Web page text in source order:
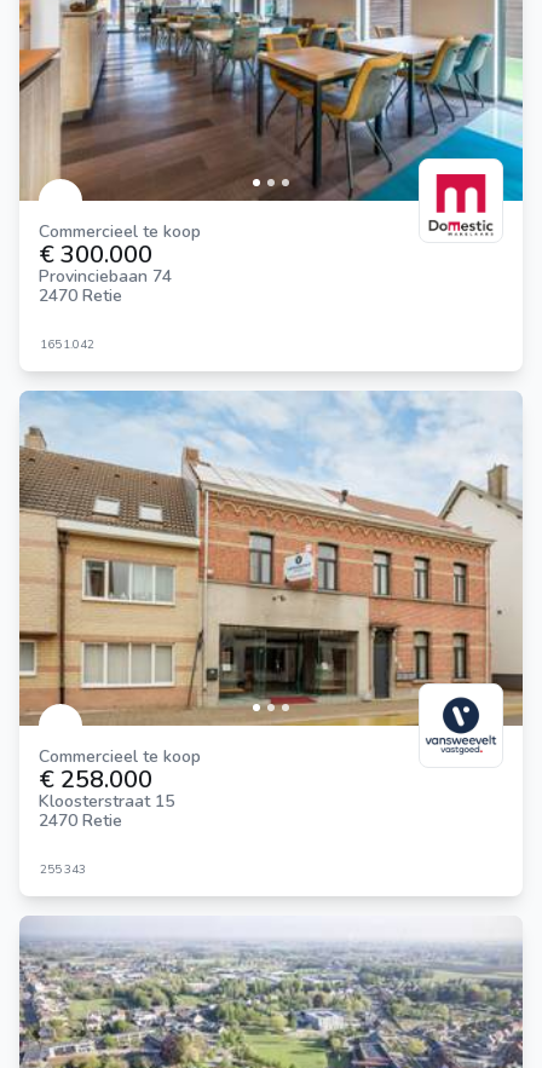
Commercieel te koop
€ 300.000
Provinciebaan 74
2470 Retie
1651.042
Commercieel te koop
€ 258.000
Kloosterstraat 15
2470 Retie
255343